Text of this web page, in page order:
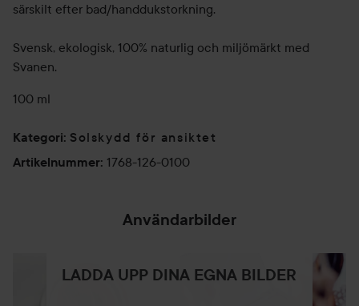
särskilt efter bad/handdukstorkning.
Svensk, ekologisk, 100% naturlig och miljömärkt med
Svanen.
100 ml
Kategori: Solskydd för ansiktet
Artikelnummer: 1768-126-0100
Användarbilder
LADDA UPP DINA EGNA BILDER